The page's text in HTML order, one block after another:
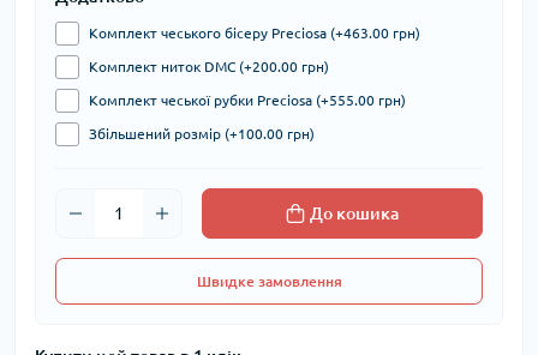
Комплект чеського бісеру Preciosa (+463.00 грн)
Комплект ниток DMC (+200.00 грн)
Комплект чеської рубки Preciosa (+555.00 грн)
Збільшений розмір (+100.00 грн)
До кошика
Швидке замовлення